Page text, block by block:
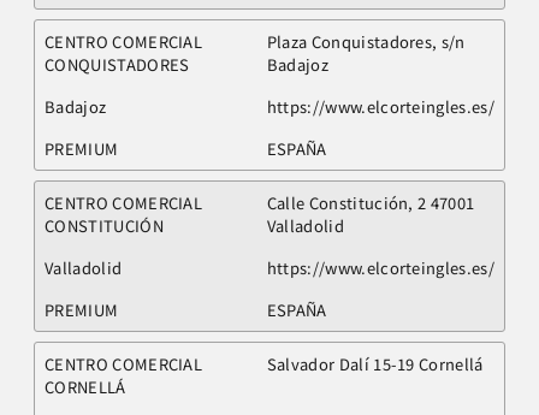
CENTRO COMERCIAL
CONQUISTADORES
Plaza Conquistadores, s/n
Badajoz
Badajoz
https://www.elcorteingles.es/
PREMIUM
ESPAÑA
CENTRO COMERCIAL
CONSTITUCIÓN
Calle Constitución, 2 47001
Valladolid
Valladolid
https://www.elcorteingles.es/
PREMIUM
ESPAÑA
CENTRO COMERCIAL
CORNELLÁ
Salvador Dalí 15-19 Cornellá